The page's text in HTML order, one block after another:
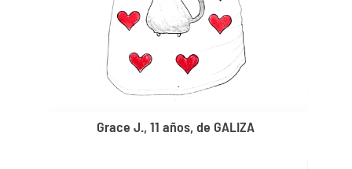
Grace J., 11 años, de GALIZA